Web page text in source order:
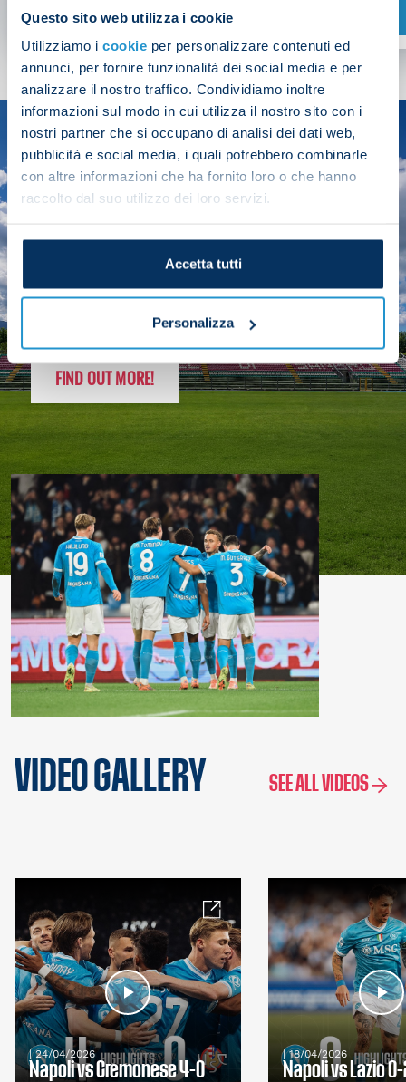
Questo sito web utilizza i cookie
Utilizziamo i cookie per personalizzare contenuti ed
annunci, per fornire funzionalità dei social media e per
analizzare il nostro traffico. Condividiamo inoltre
informazioni sul modo in cui utilizza il nostro sito con i
nostri partner che si occupano di analisi dei dati web,
pubblicità e social media, i quali potrebbero combinarle
con altre informazioni che ha fornito loro o che hanno
raccolto dal suo utilizzo dei loro servizi.
Accetta tutti
Personalizza
SHOP NOW
SEASON
2025/26
FOLLOW THE CHAMPS' JOURNEY
FIND OUT MORE!
VIDEO GALLERY SEE ALL VIDEOS
| 24/04/2026
Napoli vs Cremonese 4-0
| 18/04/2026
Napoli vs Lazio